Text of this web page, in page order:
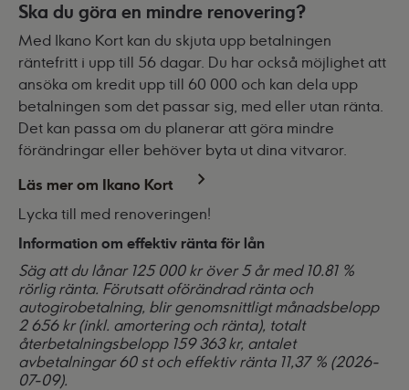
Ska du göra en mindre renovering?
Med Ikano Kort kan du skjuta upp betalningen
räntefritt i upp till 56 dagar. Du har också möjlighet att
ansöka om kredit upp till 60 000 och kan dela upp
betalningen som det passar sig, med eller utan ränta.
Det kan passa om du planerar att göra mindre
förändringar eller behöver byta ut dina vitvaror.
Läs mer om Ikano Kort
Lycka till med renoveringen!
Information om effektiv ränta för lån
Säg att du lånar 125 000 kr över 5 år med 10.81 %
rörlig ränta. Förutsatt oförändrad ränta och
autogirobetalning, blir genomsnittligt månadsbelopp
2 656 kr (inkl. amortering och ränta), totalt
återbetalningsbelopp 159 363 kr, antalet
avbetalningar 60 st och effektiv ränta 11,37 % (2026-
07-09).